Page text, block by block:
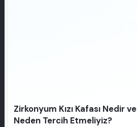
Zirkonyum Kızı Kafası Nedir ve
Neden Tercih Etmeliyiz?